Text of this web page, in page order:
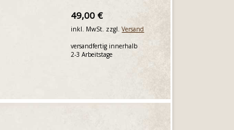
49,00 €
inkl. MwSt. zzgl.Versand
versandfertig innerhalb
2-3 Arbeitstage